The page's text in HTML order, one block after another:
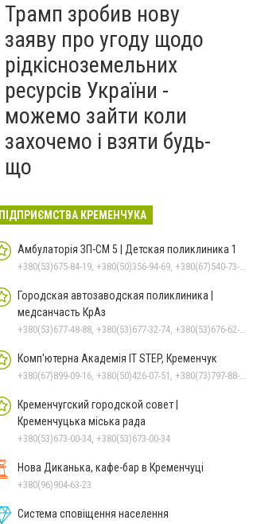
Трамп зробив нову
заяву про угоду щодо
рідкісноземельних
ресурсів України -
можемо зайти коли
захочемо і взяти будь-
що
ПІДПРИЄМСТВА КРЕМЕНЧУКА
Амбулаторія ЗП-СМ 5 | Детская поликлиника 1
+380(53)675-84-19, +380(50)356-94-69, +380(67)540-73-87
Городская автозаводская поликлиника |
медсанчасть КрАз
+380(53)677-48-88, +380(53)677-32-74, +380(53)676-62-99, +380536766187
Комп'ютерна Академія IT STEP, Кременчук
+380(67)899-09-16, +380(50)426-07-51, +380(73)797-88-17
Кременчугский городской совет |
Кременчуцька міська рада
+380(53)673-00-34, +380(53)673-00-34
Нова Диканька, кафе-бар в Кременчуці
+380(96)904-63-23
Система сповіщення населення